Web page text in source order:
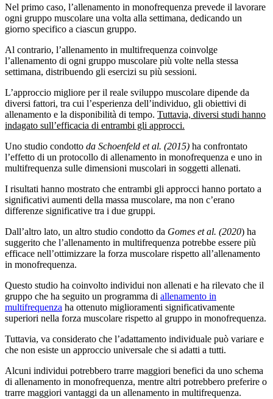
Nel primo caso, l’allenamento in monofrequenza prevede il lavorare
ogni gruppo muscolare una volta alla settimana, dedicando un
giorno specifico a ciascun gruppo.
Al contrario, l’allenamento in multifrequenza coinvolge
l’allenamento di ogni gruppo muscolare più volte nella stessa
settimana, distribuendo gli esercizi su più sessioni.
L’approccio migliore per il reale sviluppo muscolare dipende da
diversi fattori, tra cui l’esperienza dell’individuo, gli obiettivi di
allenamento e la disponibilità di tempo. Tuttavia, diversi studi hanno
indagato sull’efficacia di entrambi gli approcci.
Uno studio condotto da Schoenfeld et al. (2015) ha confrontato
l’effetto di un protocollo di allenamento in monofrequenza e uno in
multifrequenza sulle dimensioni muscolari in soggetti allenati.
I risultati hanno mostrato che entrambi gli approcci hanno portato a
significativi aumenti della massa muscolare, ma non c’erano
differenze significative tra i due gruppi.
Dall’altro lato, un altro studio condotto da Gomes et al. (2020) ha
suggerito che l’allenamento in multifrequenza potrebbe essere più
efficace nell’ottimizzare la forza muscolare rispetto all’allenamento
in monofrequenza.
Questo studio ha coinvolto individui non allenati e ha rilevato che il
gruppo che ha seguito un programma di allenamento in
multifrequenza ha ottenuto miglioramenti significativamente
superiori nella forza muscolare rispetto al gruppo in monofrequenza.
Tuttavia, va considerato che l’adattamento individuale può variare e
che non esiste un approccio universale che si adatti a tutti.
Alcuni individui potrebbero trarre maggiori benefici da uno schema
di allenamento in monofrequenza, mentre altri potrebbero preferire o
trarre maggiori vantaggi da un allenamento in multifrequenza.